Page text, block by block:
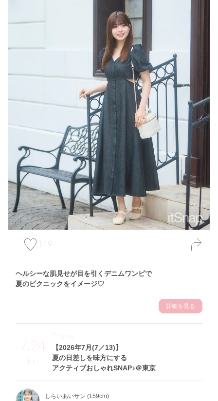
149
ヘルシーな肌見せが目を引くデニムワンピで
夏のピクニックをイメージ♡
詳細を見る
7.24
Fri
【2026年7月(7／13)】
夏の日差しを味方にする
アクティブおしゃれSNAP♪＠東京
Theme
しらいあいサン (159cm)